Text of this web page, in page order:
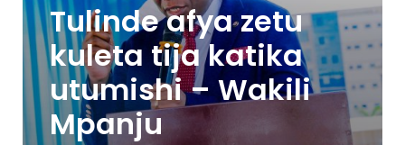
Tulinde afya zetu
kuleta tija katika
utumishi – Wakili
Mpanju